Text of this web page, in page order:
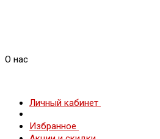
О нас
Личный кабинет
Избранное